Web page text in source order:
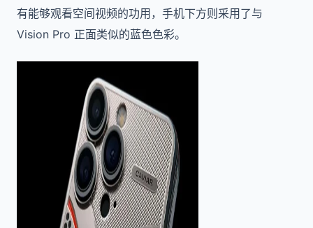
有能够观看空间视频的功用，手机下方则采用了与
Vision Pro 正面类似的蓝色色彩。